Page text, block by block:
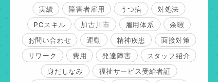
実績
障害者雇用 うつ病
対処法
PCスキル
加古川市 雇用体系
余暇
お問い合わせ
運動 精神疾患
面接対策
リワーク
費用 発達障害
スタッフ紹介
身だしなみ
福祉サービス受給者証